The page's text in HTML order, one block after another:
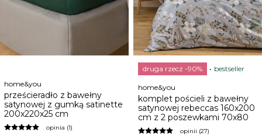
home&you
prześcieradło z bawełny
satynowej z gumką satinette
200x220x25 cm
opinia (1)
druga rzecz -90% bestseller
home&you
komplet pościeli z bawełny
satynowej rebeccas 160x200
cm z 2 poszewkami 70x80
opinii (27)